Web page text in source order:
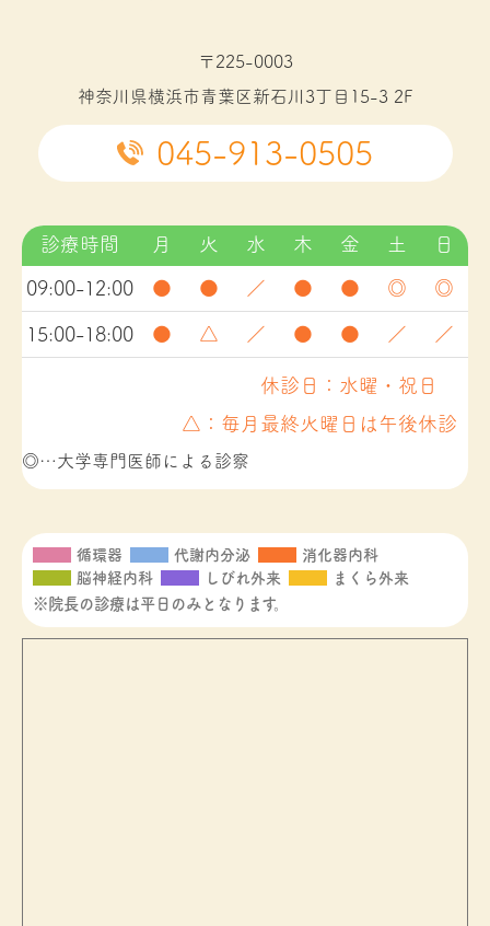
〒225-0003
神奈川県横浜市青葉区新石川3丁目15-3 2F
045-913-0505
診療時間 月 火 水 木 金 土 日
09:00-12:00 ● ● ／ ● ● ◎ ◎
15:00-18:00 ● △ ／ ● ● ／ ／
休診日：水曜・祝日
△：毎月最終火曜日は午後休診
◎…大学専門医師による診察
循環器 代謝内分泌
消化器内科
脳神経内科
しびれ外来 まくら外来
※院長の診療は平日のみとなります。